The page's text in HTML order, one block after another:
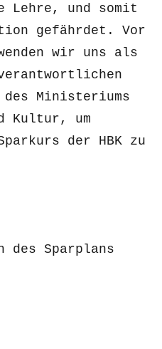
und somit
gefährdet. Vor
wir uns als
des Ministeriums
Kultur, um
der HBK zu
des Sparplans